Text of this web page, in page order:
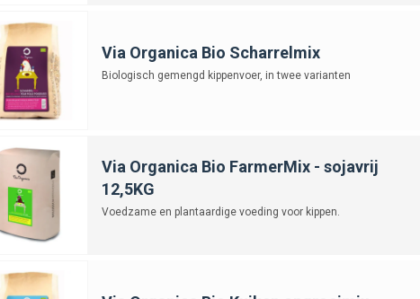
Via Organica Bio Scharrelmix
Biologisch gemengd kippenvoer, in twee varianten
Via Organica Bio FarmerMix - sojavrij
12,5KG
Voedzame en plantaardige voeding voor kippen.